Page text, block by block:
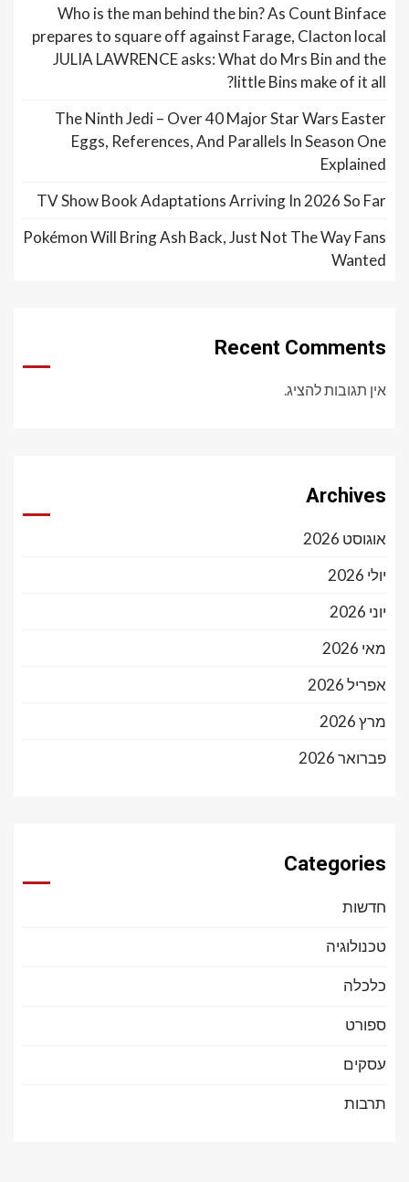
Who is the man behind the bin? As Count Binface
prepares to square off against Farage, Clacton local
JULIA LAWRENCE asks: What do Mrs Bin and the
little Bins make of it all?
The Ninth Jedi – Over 40 Major Star Wars Easter
Eggs, References, And Parallels In Season One
Explained
TV Show Book Adaptations Arriving In 2026 So Far
Pokémon Will Bring Ash Back, Just Not The Way Fans
Wanted
Recent Comments
אין תגובות להציג.
Archives
אוגוסט 2026
יולי 2026
יוני 2026
מאי 2026
אפריל 2026
מרץ 2026
פברואר 2026
Categories
חדשות
טכנולוגיה
כלכלה
ספורט
עסקים
תרבות